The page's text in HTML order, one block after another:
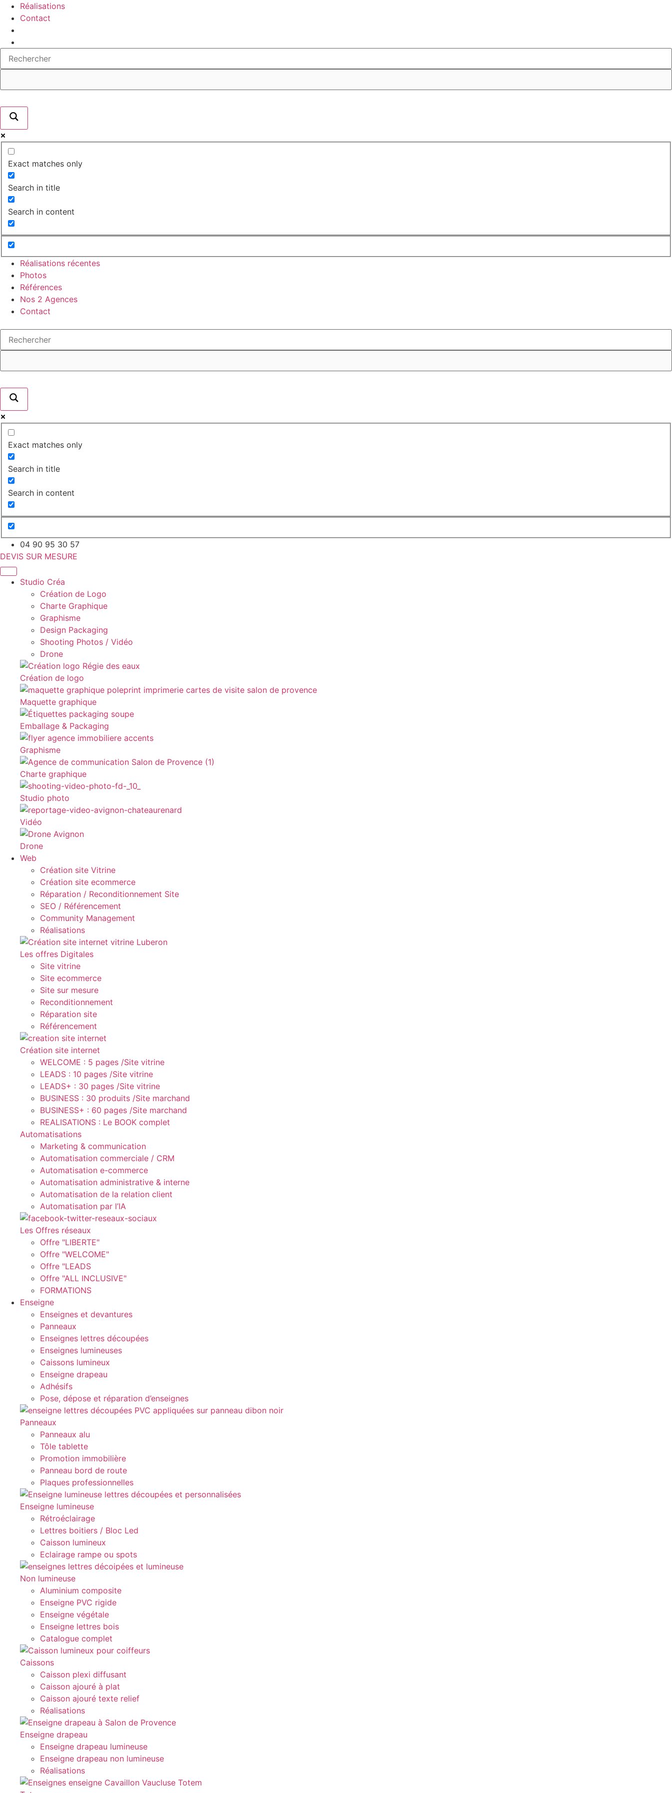
Réalisations
Contact
Exact matches only
Search in title
Search in content
Réalisations récentes
Photos
Références
Nos 2 Agences
Contact
Exact matches only
Search in title
Search in content
04 90 95 30 57
DEVIS SUR MESURE
Studio Créa
Création de Logo
Charte Graphique
Graphisme
Design Packaging
Shooting Photos / Vidéo
Drone
Création de logo
Maquette graphique
Emballage & Packaging
Graphisme
Charte graphique
Studio photo
Vidéo
Drone
Web
Création site Vitrine
Création site ecommerce
Réparation / Reconditionnement Site
SEO / Référencement
Community Management
Réalisations
Les offres Digitales
Site vitrine
Site ecommerce
Site sur mesure
Reconditionnement
Réparation site
Référencement
Création site internet
WELCOME : 5 pages /Site vitrine
LEADS : 10 pages /Site vitrine
LEADS+ : 30 pages /Site vitrine
BUSINESS : 30 produits /Site marchand
BUSINESS+ : 60 pages /Site marchand
REALISATIONS : Le BOOK complet
Automatisations
Marketing & communication
Automatisation commerciale / CRM
Automatisation e-commerce
Automatisation administrative & interne
Automatisation de la relation client
Automatisation par l’IA
Les Offres réseaux
Offre "LIBERTE"
Offre "WELCOME"
Offre "LEADS
Offre "ALL INCLUSIVE"
FORMATIONS
Enseigne
Enseignes et devantures
Panneaux
Enseignes lettres découpées
Enseignes lumineuses
Caissons lumineux
Enseigne drapeau
Adhésifs
Pose, dépose et réparation d’enseignes
Panneaux
Panneaux alu
Tôle tablette
Promotion immobilière
Panneau bord de route
Plaques professionnelles
Enseigne lumineuse
Rétroéclairage
Lettres boitiers / Bloc Led
Caisson lumineux
Eclairage rampe ou spots
Non lumineuse
Aluminium composite
Enseigne PVC rigide
Enseigne végétale
Enseigne lettres bois
Catalogue complet
Caissons
Caisson plexi diffusant
Caisson ajouré à plat
Caisson ajouré texte relief
Réalisations
Enseigne drapeau
Enseigne drapeau lumineuse
Enseigne drapeau non lumineuse
Réalisations